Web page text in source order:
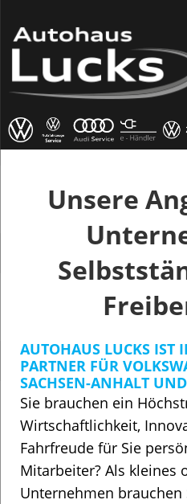
Unsere
AUTOHAUS LUCKS IST
PARTNER FÜR
SACHSEN-ANHALT
Sie brauchen ein
Wirtschaftlichkeit,
Fahrfreude für Sie
Mitarbeiter? Als kleines
Unternehmen brauchen